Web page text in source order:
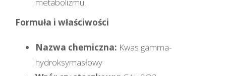
Formuła i właściwości
Nazwa chemiczna: Kwas gamma-
hydroksymasłowy